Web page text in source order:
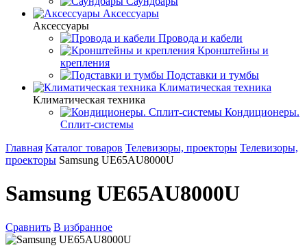
Аксессуары
Аксессуары
Провода и кабели
Кронштейны и
крепления
Подставки и тумбы
Климатическая техника
Климатическая техника
Кондиционеры.
Сплит-системы
Главная Каталог товаров Телевизоры, проекторы Телевизоры,
проекторы Samsung UE65AU8000U
Samsung UE65AU8000U
Сравнить В избранное